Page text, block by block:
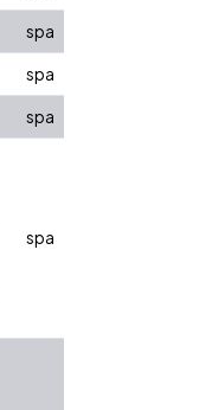
spa
spa
spa
spa